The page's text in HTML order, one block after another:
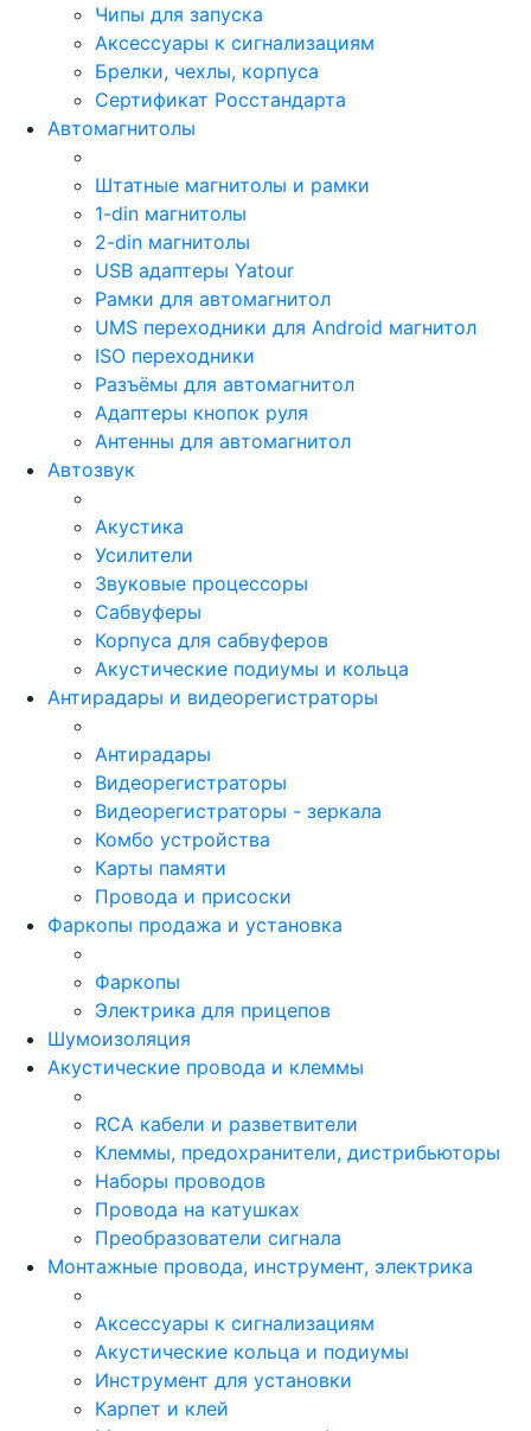
Чипы для запуска
Аксессуары к сигнализациям
Брелки, чехлы, корпуса
Сертификат Росстандарта
Автомагнитолы
Штатные магнитолы и рамки
1-din магнитолы
2-din магнитолы
USB адаптеры Yatour
Рамки для автомагнитол
UMS переходники для Android магнитол
ISO переходники
Разъёмы для автомагнитол
Адаптеры кнопок руля
Антенны для автомагнитол
Автозвук
Акустика
Усилители
Звуковые процессоры
Сабвуферы
Корпуса для сабвуферов
Акустические подиумы и кольца
Антирадары и видеорегистраторы
Антирадары
Видеорегистраторы
Видеорегистраторы - зеркала
Комбо устройства
Карты памяти
Провода и присоски
Фаркопы продажа и установка
Фаркопы
Электрика для прицепов
Шумоизоляция
Акустические провода и клеммы
RCA кабели и разветвители
Клеммы, предохранители, дистрибьюторы
Наборы проводов
Провода на катушках
Преобразователи сигнала
Монтажные провода, инструмент, электрика
Аксессуары к сигнализациям
Акустические кольца и подиумы
Инструмент для установки
Карпет и клей